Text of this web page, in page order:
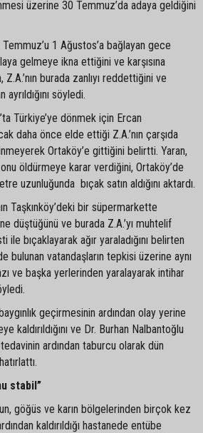
üzerine 30 Temmuz’da adaya geldiğini
Temmuz’u 1 Ağustos’a bağlayan gece
gelmeye ikna ettiğini ve karşısına
Z.A.’nın burada zanlıyı reddettiğini ve
söyledi.
Türkiye’ye dönmek için Ercan
daha önce elde ettiği Z.A.’nın çarşıda
Ortaköy’e gittiğini belirtti. Yaran,
onu öldürmeye karar verdiğini, Ortaköy’de
uzunluğunda bıçak satın aldığını aktardı.
Taşkınköy’deki bir süpermarkette
düştüğünü ve burada Z.A.’yı muhtelif
bıçaklayarak ağır yaraladığını belirten
bulunan vatandaşların tepkisi üzerine aynı
ve başka yerlerinden yaralayarak intihar
geçirmesinin ardından olay yerine
kaldırıldığını ve Dr. Burhan Nalbantoğlu
ardından taburcu olarak dün
stabil”
göğüs ve karın bölgelerinden birçok kez
kaldırıldığı hastanede entübe